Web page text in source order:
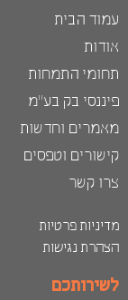
הבית
התמחות
בק בע"מ
וחדשות
וטפסים
קשר
פרטיות
נגישות